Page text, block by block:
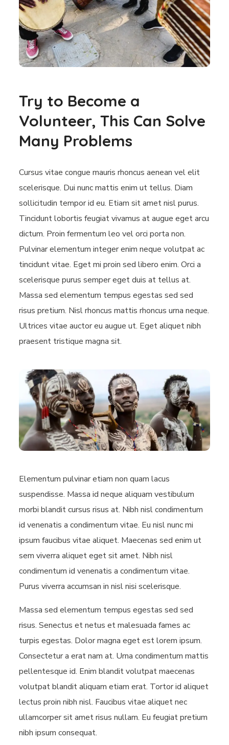
Try to Become a
Volunteer, This Can Solve
Many Problems
Cursus vitae congue mauris rhoncus aenean vel elit
scelerisque. Dui nunc mattis enim ut tellus. Diam
sollicitudin tempor id eu. Etiam sit amet nisl purus.
Tincidunt lobortis feugiat vivamus at augue eget arcu
dictum. Proin fermentum leo vel orci porta non.
Pulvinar elementum integer enim neque volutpat ac
tincidunt vitae. Eget mi proin sed libero enim. Orci a
scelerisque purus semper eget duis at tellus at.
Massa sed elementum tempus egestas sed sed
risus pretium. Nisl rhoncus mattis rhoncus urna neque.
Ultrices vitae auctor eu augue ut. Eget aliquet nibh
praesent tristique magna sit.
Elementum pulvinar etiam non quam lacus
suspendisse. Massa id neque aliquam vestibulum
morbi blandit cursus risus at. Nibh nisl condimentum
id venenatis a condimentum vitae. Eu nisl nunc mi
ipsum faucibus vitae aliquet. Maecenas sed enim ut
sem viverra aliquet eget sit amet. Nibh nisl
condimentum id venenatis a condimentum vitae.
Purus viverra accumsan in nisl nisi scelerisque.
Massa sed elementum tempus egestas sed sed
risus. Senectus et netus et malesuada fames ac
turpis egestas. Dolor magna eget est lorem ipsum.
Consectetur a erat nam at. Urna condimentum mattis
pellentesque id. Enim blandit volutpat maecenas
volutpat blandit aliquam etiam erat. Tortor id aliquet
lectus proin nibh nisl. Faucibus vitae aliquet nec
ullamcorper sit amet risus nullam. Eu feugiat pretium
nibh ipsum consequat.